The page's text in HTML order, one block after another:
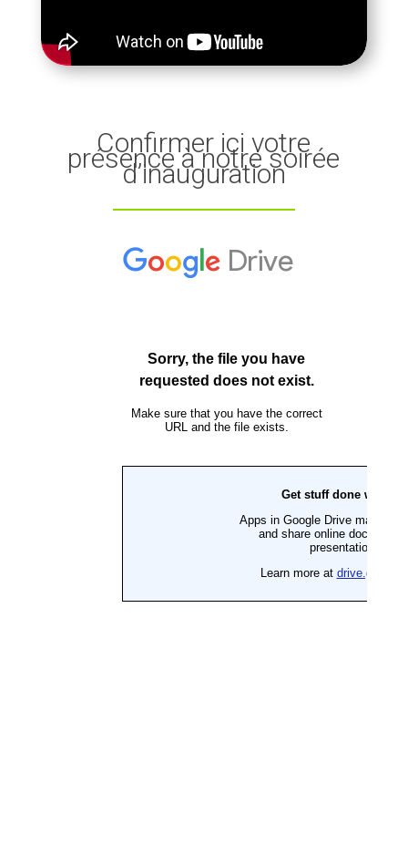
Confirmer ici votre
présence à notre soirée
d’inauguration